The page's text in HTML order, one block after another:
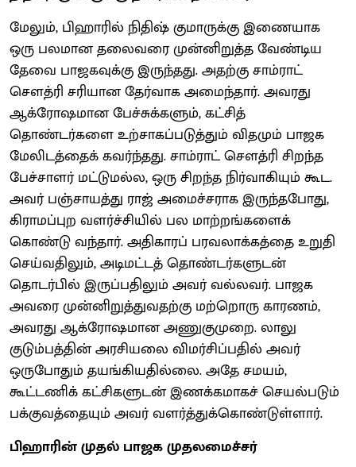
மேலும், பிஹாரில் நிதிஷ் குமாருக்கு இணையாக
ஒரு பலமான தலைவரை முன்னிறுத்த வேண்டிய
தேவை பாஜகவுக்கு இருந்தது. அதற்கு சாம்ராட்
சௌத்ரி சரியான தேர்வாக அமைந்தார். அவரது
ஆக்ரோஷமான பேச்சுக்களும், கட்சித்
தொண்டர்களை உற்சாகப்படுத்தும் விதமும் பாஜக
மேலிடத்தைக் கவர்ந்தது. சாம்ராட் சௌத்ரி சிறந்த
பேச்சாளர் மட்டுமல்ல, ஒரு சிறந்த நிர்வாகியும் கூட.
அவர் பஞ்சாயத்து ராஜ் அமைச்சராக இருந்தபோது,
கிராமப்புற வளர்ச்சியில் பல மாற்றங்களைக்
கொண்டு வந்தார். அதிகாரப் பரவலாக்கத்தை உறுதி
செய்வதிலும், அடிமட்டத் தொண்டர்களுடன்
தொடர்பில் இருப்பதிலும் அவர் வல்லவர். பாஜக
அவரை முன்னிறுத்துவதற்கு மற்றொரு காரணம்,
அவரது ஆக்ரோஷமான அணுகுமுறை. லாலு
குடும்பத்தின் அரசியலை விமர்சிப்பதில் அவர்
ஒருபோதும் தயங்கியதில்லை. அதே சமயம்,
கூட்டணிக் கட்சிகளுடன் இணக்கமாகச் செயல்படும்
பக்குவத்தையும் அவர் வளர்த்துக்கொண்டுள்ளார்.
பிஹாரின் முதல் பாஜக முதலமைச்சர்